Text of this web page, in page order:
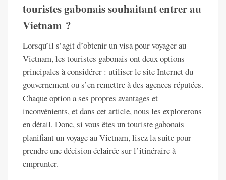
touristes gabonais souhaitant entrer au
Vietnam ?
Lorsqu’il s’agit d’obtenir un visa pour voyager au
Vietnam, les touristes gabonais ont deux options
principales à considérer : utiliser le site Internet du
gouvernement ou s’en remettre à des agences réputées.
Chaque option a ses propres avantages et
inconvénients, et dans cet article, nous les explorerons
en détail. Donc, si vous êtes un touriste gabonais
planifiant un voyage au Vietnam, lisez la suite pour
prendre une décision éclairée sur l’itinéraire à
emprunter.